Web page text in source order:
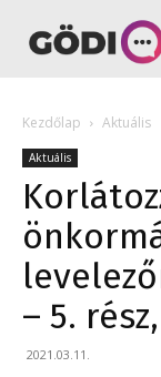
Kezdőlap Aktuális
Aktuális
– 5.
2021.03.11.